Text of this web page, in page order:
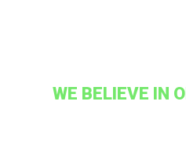
WE BELIEVE IN